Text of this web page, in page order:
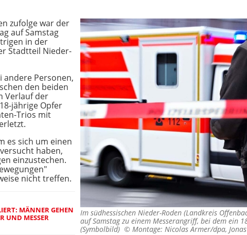
Im südhessischen Nieder-Roden (Landkreis
auf Samstag zu einem Messerangriff, bei dem ein
(Symbolbild) © Montage: Nicolas Armer/dpa,
zufolge war der
auf Samstag
in der
Stadtteil Nieder-
Personen,
den beiden
Verlauf der
jährige Opfer
Trios mit
es sich um einen
haben,
einzustechen.
nicht treffen.
MÄNNER GEHEN
UND MESSER